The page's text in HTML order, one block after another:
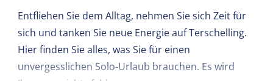
Entfliehen Sie dem Alltag, nehmen Sie sich Zeit für
sich und tanken Sie neue Energie auf Terschelling.
Hier finden Sie alles, was Sie für einen
unvergesslichen Solo-Urlaub brauchen. Es wird